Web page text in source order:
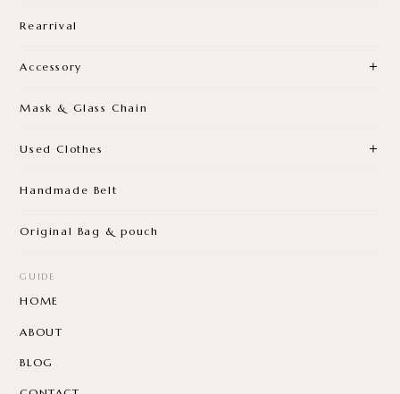
Rearrival
Accessory
Mask & Glass Chain
Used Clothes
Handmade Belt
Original Bag & pouch
GUIDE
HOME
ABOUT
BLOG